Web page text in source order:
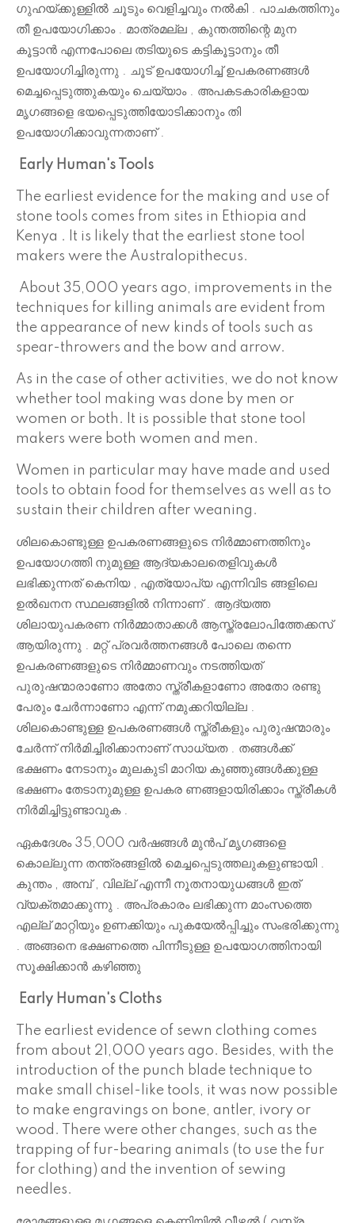
ഗുഹയ്ക്കുള്ളിൽ ചൂടും വെളിച്ചവും നൽകി . പാചകത്തിനും
തീ ഉപയോഗിക്കാം . മാത്രമല്ല , കുന്തത്തിന്റെ മുന
കൂട്ടാൻ എന്നപോലെ തടിയുടെ കട്ടികൂട്ടാനും തീ
ഉപയോഗിച്ചിരുന്നു . ചൂട് ഉപയോഗിച്ച് ഉപകരണങ്ങൾ
മെച്ചപ്പെടുത്തുകയും ചെയ്യാം . അപകടകാരികളായ
മൃഗങ്ങളെ ഭയപ്പെടുത്തിയോടിക്കാനും തി
ഉപയോഗിക്കാവുന്നതാണ് .
Early Human's Tools
The earliest evidence for the making and use of
stone tools comes from sites in Ethiopia and
Kenya . It is likely that the earliest stone tool
makers were the Australopithecus.
About 35,000 years ago, improvements in the
techniques for killing animals are evident from
the appearance of new kinds of tools such as
spear-throwers and the bow and arrow.
As in the case of other activities, we do not know
whether tool making was done by men or
women or both. It is possible that stone tool
makers were both women and men.
Women in particular may have made and used
tools to obtain food for themselves as well as to
sustain their children after weaning.
ശിലകൊണ്ടുള്ള ഉപകരണങ്ങളുടെ നിർമ്മാണത്തിനും
ഉപയോഗത്തി നുമുള്ള ആദ്യകാലതെളിവുകൾ
ലഭിക്കുന്നത് കെനിയ , എത്യോപ്യ എന്നിവിട ങ്ങളിലെ
ഉൽഖനന സ്ഥലങ്ങളിൽ നിന്നാണ് . ആദ്യത്ത
ശിലായുപകരണ നിർമ്മാതാക്കൾ ആസ്ത്രലോപിത്തേക്കസ്
ആയിരുന്നു . മറ്റ് പ്രവർത്തനങ്ങൾ പോലെ തന്നെ
ഉപകരണങ്ങളുടെ നിർമ്മാണവും നടത്തിയത്
പുരുഷന്മാരാണോ അതോ സ്ത്രീകളാണോ അതോ രണ്ടു
പേരും ചേർന്നാണോ എന്ന് നമുക്കറിയില്ല .
ശിലകൊണ്ടുള്ള ഉപകരണങ്ങൾ സ്ത്രീകളും പുരുഷന്മാരും
ചേർന്ന് നിർമിച്ചിരിക്കാനാണ് സാധ്യത . തങ്ങൾക്ക്
ഭക്ഷണം നേടാനും മുലകുടി മാറിയ കുഞ്ഞുങ്ങൾക്കുള്ള
ഭക്ഷണം തേടാനുമുള്ള ഉപകര ണങ്ങളായിരിക്കാം സ്ത്രീകൾ
നിർമിച്ചിട്ടുണ്ടാവുക .
ഏകദേശം 35,000 വർഷങ്ങൾ മുൻപ് മൃഗങ്ങളെ
കൊല്ലുന്ന തന്ത്രങ്ങളിൽ മെച്ചപ്പെടുത്തലുകളുണ്ടായി .
കുന്തം , അമ്പ് , വില്ല് എന്നീ നൂതനായുധങ്ങൾ ഇത്
വ്യക്തമാക്കുന്നു . അപ്രകാരം ലഭിക്കുന്ന മാംസത്തെ
എല്ല് മാറ്റിയും ഉണക്കിയും പുകയേൽപ്പിച്ചും സംഭരിക്കുന്നു
. അങ്ങനെ ഭക്ഷണത്തെ പിന്നീടുള്ള ഉപയോഗത്തിനായി
സൂക്ഷിക്കാൻ കഴിഞ്ഞു
Early Human's Cloths
The earliest evidence of sewn clothing comes
from about 21,000 years ago. Besides, with the
introduction of the punch blade technique to
make small chisel-like tools, it was now possible
to make engravings on bone, antler, ivory or
wood. There were other changes, such as the
trapping of fur-bearing animals (to use the fur
for clothing) and the invention of sewing
needles.